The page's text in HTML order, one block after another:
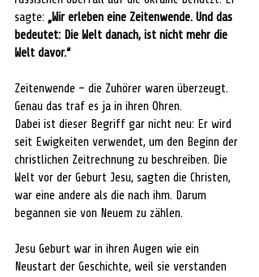
sagte: „Wir erleben eine Zeitenwende. Und das
bedeutet: Die Welt danach, ist nicht mehr die
Welt davor.“
Zeitenwende – die Zuhörer waren überzeugt.
Genau das traf es ja in ihren Ohren.
Dabei ist dieser Begriff gar nicht neu: Er wird
seit Ewigkeiten verwendet, um den Beginn der
christlichen Zeitrechnung zu beschreiben. Die
Welt vor der Geburt Jesu, sagten die Christen,
war eine andere als die nach ihm. Darum
begannen sie von Neuem zu zählen.
Jesu Geburt war in ihren Augen wie ein
Neustart der Geschichte, weil sie verstanden